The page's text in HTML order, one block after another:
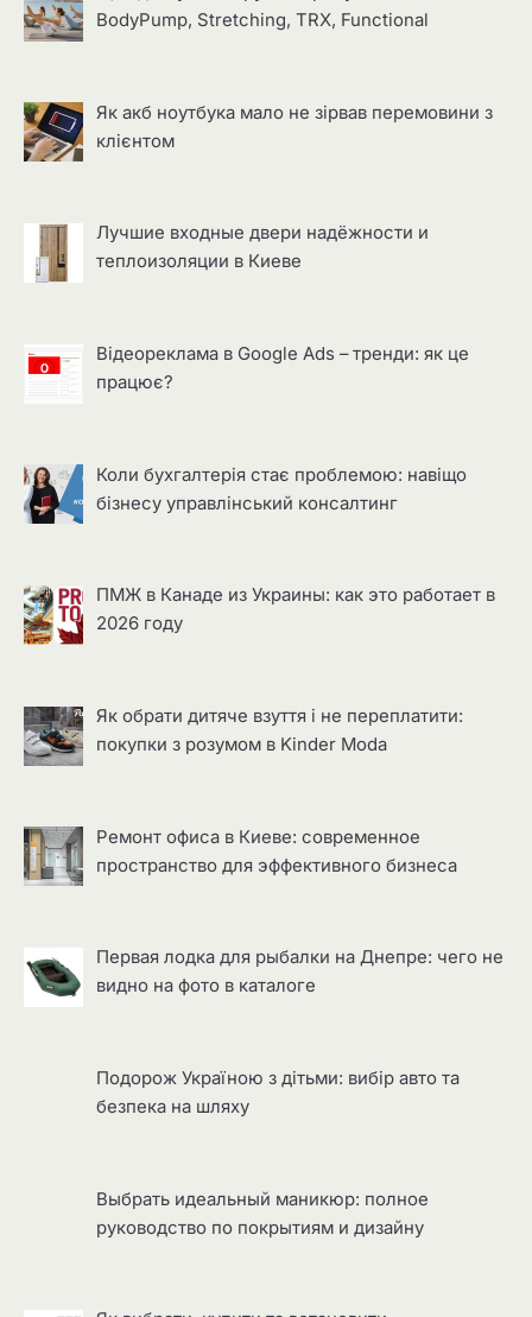
BodyPump, Stretching, TRX, Functional
Як акб ноутбука мало не зірвав перемовини з
клієнтом
Лучшие входные двери надёжности и
теплоизоляции в Киеве
Відеореклама в Google Ads – тренди: як це
працює?
Коли бухгалтерія стає проблемою: навіщо
бізнесу управлінський консалтинг
ПМЖ в Канаде из Украины: как это работает в
2026 году
Як обрати дитяче взуття і не переплатити:
покупки з розумом в Kinder Moda
Ремонт офиса в Киеве: современное
пространство для эффективного бизнеса
Первая лодка для рыбалки на Днепре: чего не
видно на фото в каталоге
Подорож Україною з дітьми: вибір авто та
безпека на шляху
Выбрать идеальный маникюр: полное
руководство по покрытиям и дизайну